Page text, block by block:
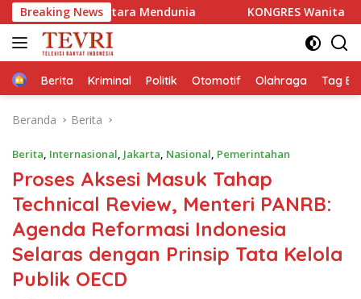
Langsung
ke
konten
Breaking News
Mendunia KONGRES Wanita Indonesia (Kowani)
HomeBerita Kriminal Politik Otomotif Olahraga Tag
Beranda Berita
Berita, Internasional, Jakarta, Nasional, Pemerintahan
Proses Aksesi Masuk Tahap
Technical Review, Menteri PANRB:
Agenda Reformasi Indonesia
Selaras dengan Prinsip Tata Kelola
Publik OECD